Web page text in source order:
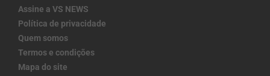
Assine a VS NEWS
Política de privacidade
Quem somos
Termos e condições
Mapa do site